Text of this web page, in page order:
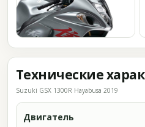
Технические
Suzuki GSX 1300R Hayabusa 2019
Двигатель